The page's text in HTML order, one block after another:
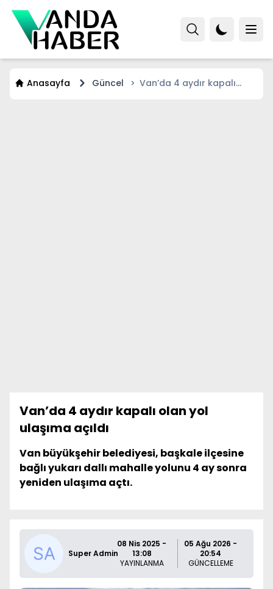
Anasayfa Güncel
Van’da 4 aydır kapalı
Van’da 4 aydır kapalı olan yol
ulaşıma açıldı
Van büyükşehir belediyesi, başkale ilçesine
bağlı yukarı dallı mahalle yolunu 4 ay sonra
yeniden ulaşıma açtı.
Super Admin
08 Nis 2025 -
13:08
YAYINLANMA
05 Ağu 2026 -
20:54
GÜNCELLEME